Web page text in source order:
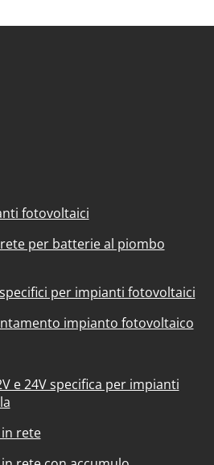
fotovoltaici
per batterie al piombo
per impianti fotovoltaici
impianto fotovoltaico
e 24V specifica per impianti
rete